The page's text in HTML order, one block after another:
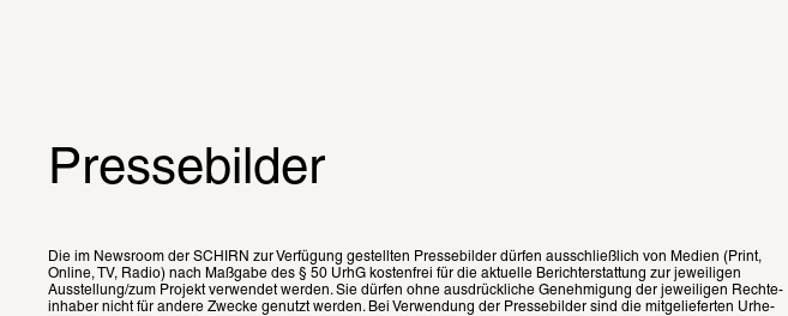
Pressebilder
Die im News­room der SCHIRN zur Verfü­gung gestell­ten Pres­se­bil­der dürfen ausschließ­lich von Medien (Print,
Online, TV, Radio) nach Maßgabe des § 50 UrhG kosten­frei für die aktu­elle Bericht­er­stat­tung zur jewei­li­gen
Ausstel­lung/zum Projekt verwen­det werden. Sie dürfen ohne ausdrück­li­che Geneh­mi­gung der jewei­li­gen Rech­te­
inha­ber nicht für andere Zwecke genutzt werden. Bei Verwen­dung der Pres­se­bil­der sind die mitge­lie­fer­ten Urhe­